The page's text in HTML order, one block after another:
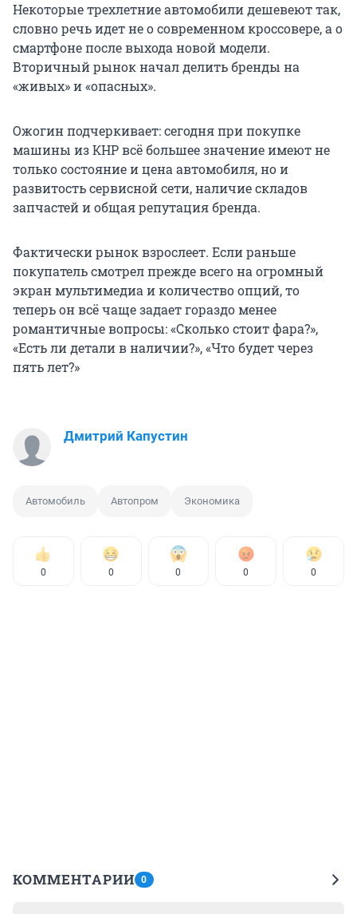
Некоторые трехлетние автомобили дешевеют так,
словно речь идет не о современном кроссовере, а о
смартфоне после выхода новой модели.
Вторичный рынок начал делить бренды на
«живых» и «опасных».
Ожогин подчеркивает: сегодня при покупке
машины из КНР всё большее значение имеют не
только состояние и цена автомобиля, но и
развитость сервисной сети, наличие складов
запчастей и общая репутация бренда.
Фактически рынок взрослеет. Если раньше
покупатель смотрел прежде всего на огромный
экран мультимедиа и количество опций, то
теперь он всё чаще задает гораздо менее
романтичные вопросы: «Сколько стоит фара?»,
«Есть ли детали в наличии?», «Что будет через
пять лет?»
Дмитрий Капустин
Автомобиль Автопром Экономика
0 0 0 0 0
КОММЕНТАРИИ 0